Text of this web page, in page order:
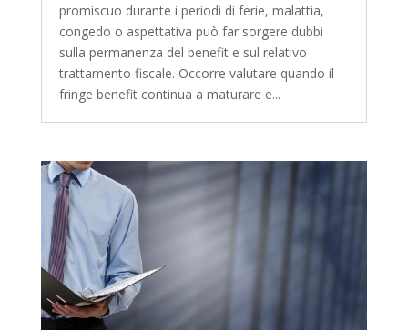
promiscuo durante i periodi di ferie, malattia,
congedo o aspettativa può far sorgere dubbi
sulla permanenza del benefit e sul relativo
trattamento fiscale. Occorre valutare quando il
fringe benefit continua a maturare e...